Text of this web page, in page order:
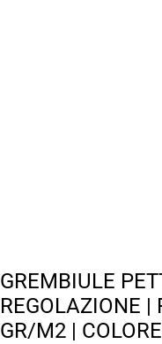
GREMBIULE
REGOLAZIONE |
GR/M2 |